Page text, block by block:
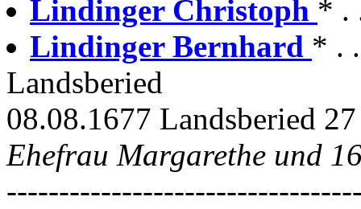
Lindinger Christoph * .
Lindinger Bernhard * .
Landsberied
08.08.1677 Landsberied
Ehefrau Margarethe und